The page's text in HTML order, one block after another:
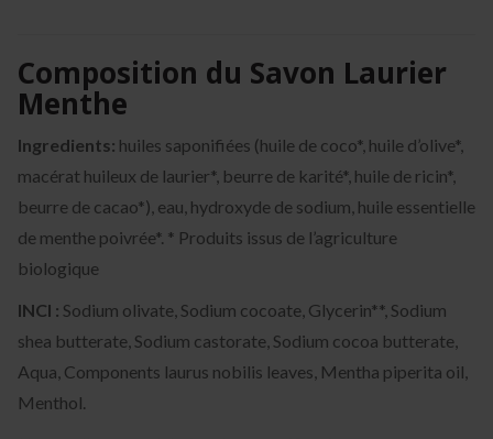
Composition du Savon Laurier
Menthe
Ingredients: huiles saponifiées (huile de coco*, huile d’olive*,
macérat huileux de laurier*, beurre de karité*, huile de ricin*,
beurre de cacao*), eau, hydroxyde de sodium, huile essentielle
de menthe poivrée*. * Produits issus de l’agriculture
biologique
INCI : Sodium olivate, Sodium cocoate, Glycerin**, Sodium
shea butterate, Sodium castorate, Sodium cocoa butterate,
Aqua, Components laurus nobilis leaves, Mentha piperita oil,
Menthol.